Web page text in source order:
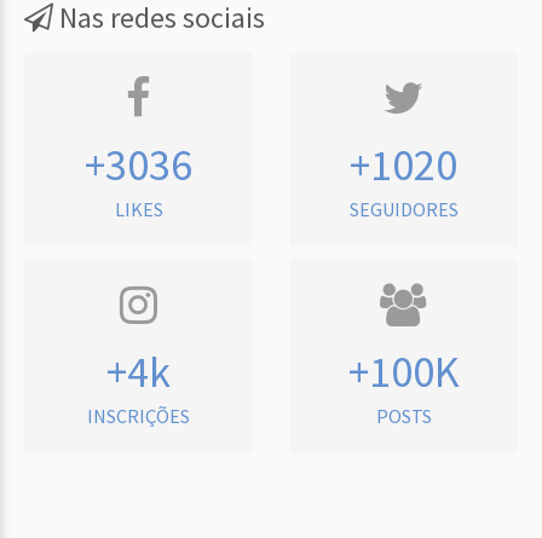
Nas redes sociais
+3036
LIKES
+1020
SEGUIDORES
+4k
INSCRIÇÕES
+100K
POSTS